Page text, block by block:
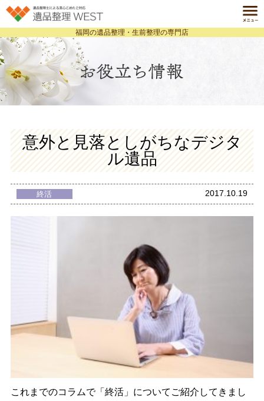
福岡の遺品整理・生前整理の専門店
意外と見落としがちなデジタ
ル遺品
終活 2017.10.19
これまでのコラムで「終活」についてご紹介してきまし
ホーム
遺品整理とは
ABOUT
料金案内
PRICE
事例紹介
CASE
会社案内
お役立ち情報ブログ
お問い合わせ